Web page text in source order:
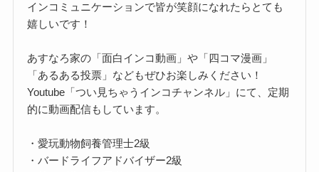
インコミュニケーションで皆が笑顔になれたらとても
嬉しいです！
あすなろ家の「面白インコ動画」や「四コマ漫画」
「あるある投票」などもぜひお楽しみください！
Youtube「つい見ちゃうインコチャンネル」にて、定期
的に動画配信もしています。
・愛玩動物飼養管理士2級
・バードライフアドバイザー2級